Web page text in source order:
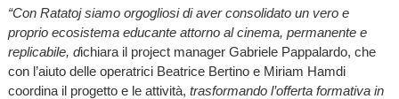
“Con Ratatoj siamo orgogliosi di aver consolidato un vero e
proprio ecosistema educante attorno al cinema, permanente e
replicabile, dichiara il project manager Gabriele Pappalardo, che
con l’aiuto delle operatrici Beatrice Bertino e Miriam Hamdi
coordina il progetto e le attività, trasformando l’offerta formativa in